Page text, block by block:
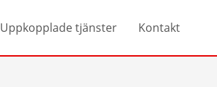
Uppkopplade tjänster Kontakt